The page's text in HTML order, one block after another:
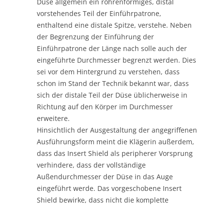
vorstehendes Teil der Einführpatrone,
enthaltend eine distale Spitze, verstehe. Neben
der Begrenzung der Einführung der
Einführpatrone der Länge nach solle auch der
eingeführte Durchmesser begrenzt werden. Dies
sei vor dem Hintergrund zu verstehen, dass
schon im Stand der Technik bekannt war, dass
sich der distale Teil der Düse üblicherweise in
Richtung auf den Körper im Durchmesser
erweitere.
Hinsichtlich der Ausgestaltung der angegriffenen
Ausführungsform meint die Klägerin außerdem,
dass das Insert Shield als peripherer Vorsprung
verhindere, dass der vollständige
Außendurchmesser der Düse in das Auge
eingeführt werde. Das vorgeschobene Insert
Shield bewirke, dass nicht die komplette